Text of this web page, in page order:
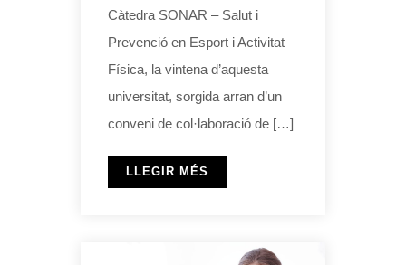
Càtedra SONAR – Salut i
Prevenció en Esport i Activitat
Física, la vintena d’aquesta
universitat, sorgida arran d’un
conveni de col·laboració de […]
LLEGIR MÉS